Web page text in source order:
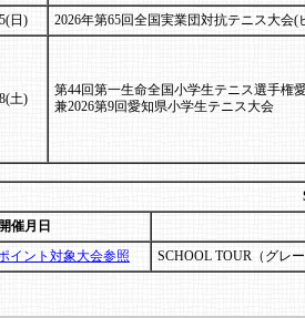
日)
2026年第65回全国実業団対抗テニス大会(
土)
第44回第一生命全国小学生テニス選手権
兼2026第9回愛知県小学生テニス大会
開催月日
イント対象大会参照
SCHOOL TOUR（グレ